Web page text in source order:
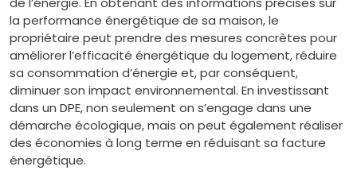
la performance énergétique de sa maison, le
propriétaire peut prendre des mesures concrètes pour
améliorer l’efficacité énergétique du logement, réduire
sa consommation d’énergie et, par conséquent,
diminuer son impact environnemental. En investissant
dans un DPE, non seulement on s’engage dans une
démarche écologique, mais on peut également réaliser
des économies à long terme en réduisant sa facture
énergétique.